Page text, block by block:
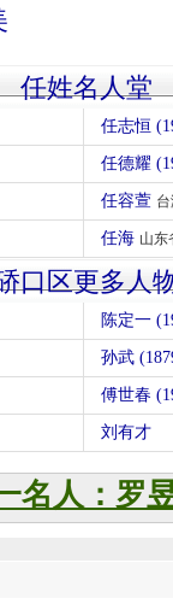
任姓名人堂
任志恒
任德耀
任容萱
任海 山东
口区更多人
陈定一
孙武
傅世春
刘有才
名人：罗